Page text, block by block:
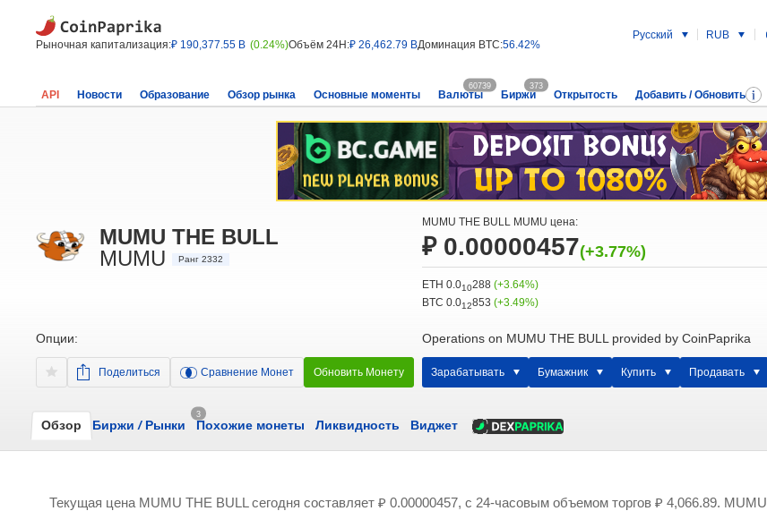
Рыночная капитализация:₽ 190,377.55 B (0.24%)Объём 24H:₽ 26,462.79 BДоминация BTC:56.42%
Русский RUB
API Новости Образование Обзор рынка Основные моменты Валюты
60739
Биржи
373
Открытость Добавить / Обновить
MUMU THE BULL
MUMU
Ранг 2332
Опции:
Поделиться Сравнение Монет Обновить Монету
MUMU THE BULL MUMU цена:
₽ 0.00000457(+3.77%)
ETH 0.010288(+3.64%)
BTC 0.012853(+3.49%)
Operations on MUMU THE BULL provided by CoinPaprika
Зарабатывать Бумажник Купить Продавать
Обзор Биржи /Рынки
3
Похожие монеты Ликвидность Виджет
Текущая цена MUMU THE BULL сегодня составляет ₽ 0.00000457, с 24-часовым объемом торгов ₽ 4,066.89.